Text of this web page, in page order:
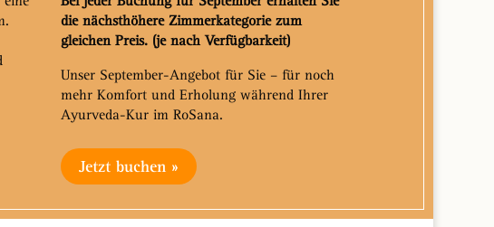
die nächsthöhere Zimmerkategorie zum
gleichen Preis. (je nach Verfügbarkeit)
Unser September-Angebot für Sie – für noch
mehr Komfort und Erholung während Ihrer
Ayurveda-Kur im RoSana.
Jetzt buchen »